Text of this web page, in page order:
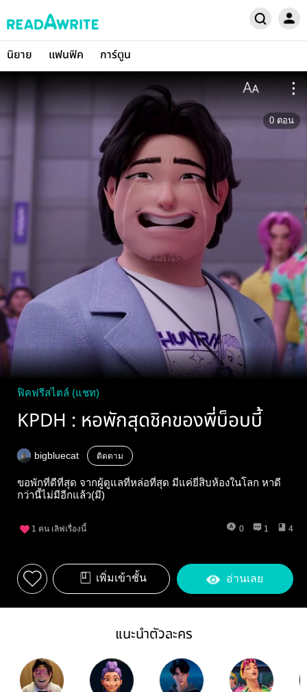
นิยาย แฟนฟิค การ์ตูน
0 ตอน
ฟิคฟรีสไตล์ (แชท)
KPDH : หอพักสุดชิคของพี่บ็อบบี้
bigbluecat ติดตาม
ขอพักที่ดีที่สุด จากผู้ดูแลที่หล่อที่สุด มีแค่ยี่สิบห้องในโลก หาดี
กว่านี้ไม่มีอีกแล้ว(มี)
1 คน เลิฟเรื่องนี้ 0 1 4
เพิ่มเข้าชั้น อ่านเลย
แนะนำตัวละคร